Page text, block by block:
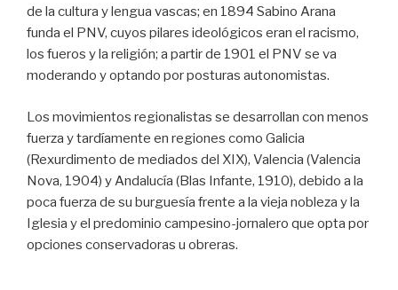
de la cultura y lengua vascas; en 1894 Sabino Arana
funda el PNV, cuyos pilares ideológicos eran el racismo,
los fueros y la religión; a partir de 1901 el PNV se va
moderando y optando por posturas autonomistas.
Los movimientos regionalistas se desarrollan con menos
fuerza y tardíamente en regiones como Galicia
(Rexurdimento de mediados del XIX), Valencia (Valencia
Nova, 1904) y Andalucía (Blas Infante, 1910), debido a la
poca fuerza de su burguesía frente a la vieja nobleza y la
Iglesia y el predominio campesino-jornalero que opta por
opciones conservadoras u obreras.